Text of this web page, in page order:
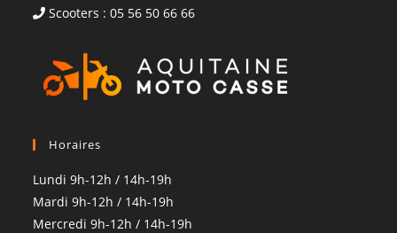
Scooters : 05 56 50 66 66
Horaires
Lundi 9h-12h / 14h-19h
Mardi 9h-12h / 14h-19h
Mercredi 9h-12h / 14h-19h